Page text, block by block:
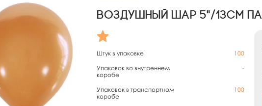
Воздушный шар 5"/13см
Штук в упаковке
100
Упаковок во внутреннем
коробе
-
Упаковок в транспортном
коробе
100